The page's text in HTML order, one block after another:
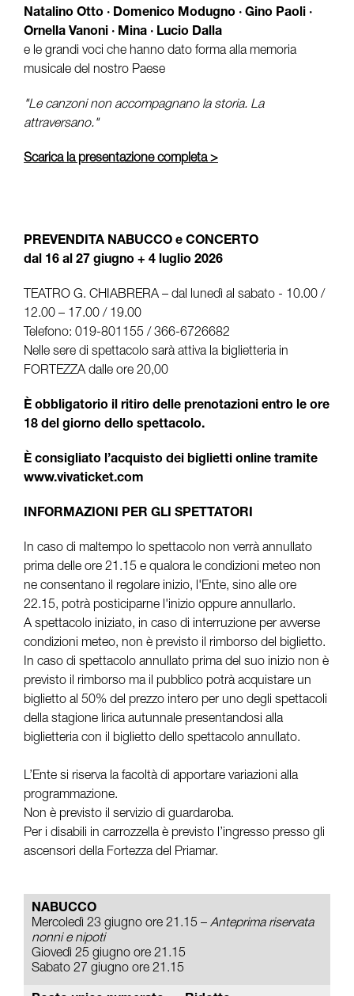
Natalino Otto · Domenico Modugno · Gino Paoli ·
Ornella Vanoni · Mina · Lucio Dalla
e le grandi voci che hanno dato forma alla memoria
musicale del nostro Paese
"Le canzoni non accompagnano la storia. La
attraversano."
Scarica la presentazione completa >
PREVENDITA NABUCCO e CONCERTO
dal 16 al 27 giugno + 4 luglio 2026
TEATRO G. CHIABRERA – dal lunedì al sabato - 10.00 /
12.00 – 17.00 / 19.00
Telefono: 019-801155 / 366-6726682
Nelle sere di spettacolo sarà attiva la biglietteria in
FORTEZZA dalle ore 20,00
È obbligatorio il ritiro delle prenotazioni entro le ore
18 del giorno dello spettacolo.
È consigliato l’acquisto dei biglietti online tramite
www.vivaticket.com
INFORMAZIONI PER GLI SPETTATORI
In caso di maltempo lo spettacolo non verrà annullato
prima delle ore 21.15 e qualora le condizioni meteo non
ne consentano il regolare inizio, l'Ente, sino alle ore
22.15, potrà posticiparne l'inizio oppure annullarlo.
A spettacolo iniziato, in caso di interruzione per avverse
condizioni meteo, non è previsto il rimborso del biglietto.
In caso di spettacolo annullato prima del suo inizio non è
previsto il rimborso ma il pubblico potrà acquistare un
biglietto al 50% del prezzo intero per uno degli spettacoli
della stagione lirica autunnale presentandosi alla
biglietteria con il biglietto dello spettacolo annullato.
L’Ente si riserva la facoltà di apportare variazioni alla
programmazione.
Non è previsto il servizio di guardaroba.
Per i disabili in carrozzella è previsto l’ingresso presso gli
ascensori della Fortezza del Priamar.
NABUCCO
Mercoledì 23 giugno ore 21.15 – Anteprima riservata
nonni e nipoti
Giovedì 25 giugno ore 21.15
Sabato 27 giugno ore 21.15